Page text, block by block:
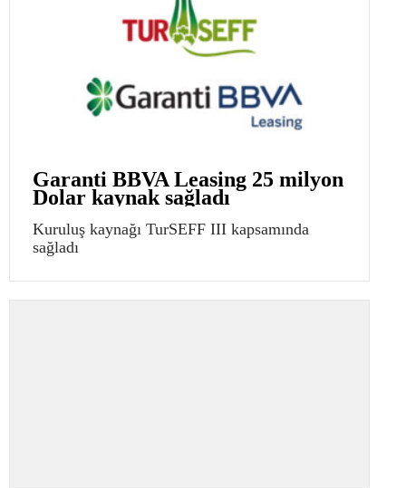
Garanti BBVA Leasing 25 milyon
Dolar kaynak sağladı
Kuruluş kaynağı TurSEFF III kapsamında
sağladı